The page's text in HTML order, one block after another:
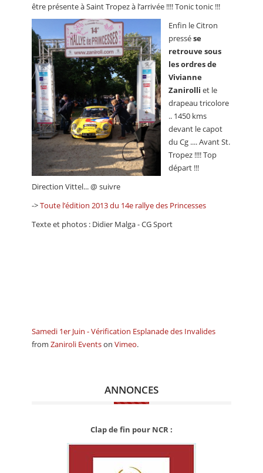
être présente à Saint Tropez à l’arrivée !!!! Tonic tonic !!!
Enfin le Citron
pressése
retrouve sous
les ordres de
Vivianne
Zanirolli et le
drapeau tricolore
.. 1450 kms
devant le capot
du Cg .... Avant St.
Tropez !!!! Top
départ !!!
Direction Vittel... @ suivre
->Toute l’édition 2013 du 14e rallye des Princesses
Texte et photos : Didier Malga - CG Sport
Samedi 1er Juin - Vérification Esplanade des Invalides
from Zaniroli Eventson Vimeo.
ANNONCES
Clap de fin pour NCR :